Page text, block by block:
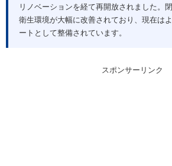
リノベーションを経て再開放されました。
衛生環境が大幅に改善されており、現在は
ートとして整備されています。
スポンサーリンク